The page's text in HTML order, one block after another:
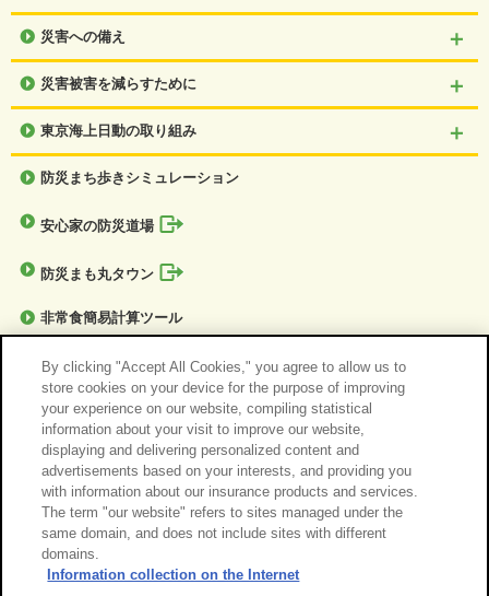
災害への備え
災害被害を減らすために
東京海上日動の取り組み
防災まち歩きシミュレーション
安心家の防災道場
防災まも丸タウン
非常食簡易計算ツール
防災チェックシート
本サイトの監修について
役立つ災害リンク
あしたの笑顔のために
サイトマップ
サイトのご利用について
By clicking "Accept All Cookies," you agree to allow us to
store cookies on your device for the purpose of improving
your experience on our website, compiling statistical
information about your visit to improve our website,
displaying and delivering personalized content and
advertisements based on your interests, and providing you
with information about our insurance products and services.
The term "our website" refers to sites managed under the
same domain, and does not include sites with different
domains.
Information collection on the Internet